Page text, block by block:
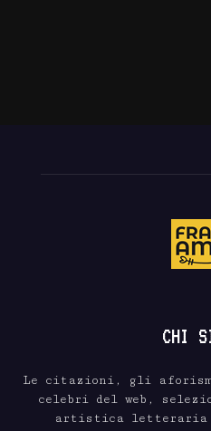
CHI
Le citazioni, gli
celebri del web,
artistica letteraria